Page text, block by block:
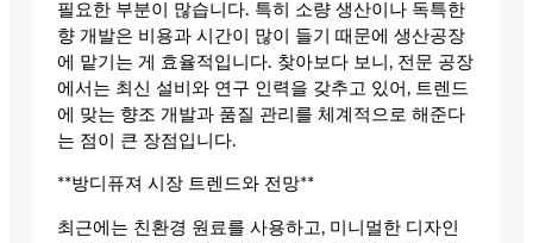
필요한 부분이 많습니다. 특히 소량 생산이나 독특한
향 개발은 비용과 시간이 많이 들기 때문에 생산공장
에 맡기는 게 효율적입니다. 찾아보다 보니, 전문 공장
에서는 최신 설비와 연구 인력을 갖추고 있어, 트렌드
에 맞는 향조 개발과 품질 관리를 체계적으로 해준다
는 점이 큰 장점입니다.
**방디퓨져 시장 트렌드와 전망**
최근에는 친환경 원료를 사용하고, 미니멀한 디자인